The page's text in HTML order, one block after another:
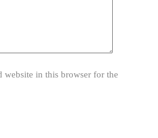
website in this browser for the